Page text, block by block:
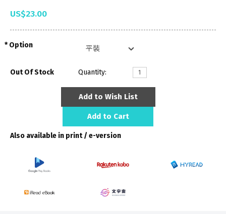
US$23.00
Option
Out Of Stock Quantity:
Add to Wish List
Add to Cart
Also available in print / e-version